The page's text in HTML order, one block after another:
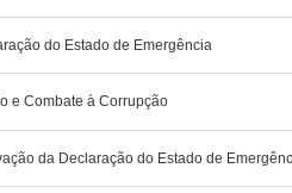
do Estado de Emergência
e Combate à Corrupção
da Declaração do Estado de